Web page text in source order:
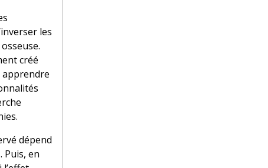
les
créé
apprendre
dépend
Puis, en